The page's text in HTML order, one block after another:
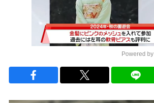
Powered by